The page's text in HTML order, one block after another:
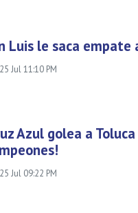
Luis le saca
Jul 11:10 PM
Azul golea a
Jul 09:22 PM